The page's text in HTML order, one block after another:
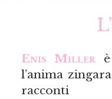
Enis Millerè
l’anima
racconti